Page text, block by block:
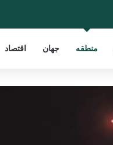
منطقه جهان اقتصاد